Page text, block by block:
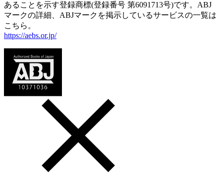
あることを示す登録商標(登録番号 第6091713号)です。ABJ
マークの詳細、ABJマークを掲示しているサービスの一覧は
こちら。
https://aebs.or.jp/